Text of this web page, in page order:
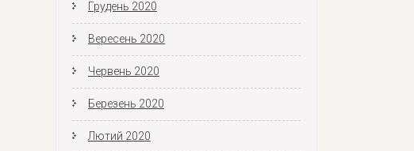
Грудень 2020
Вересень 2020
Червень 2020
Березень 2020
Лютий 2020